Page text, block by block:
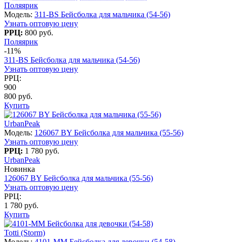
Поляярик
Модель: 311-BS Бейсболка для мальчика (54-56)
Узнать оптовую цену
РРЦ: 800 руб.
Поляярик
-11%
311-BS Бейсболка для мальчика (54-56)
Узнать оптовую цену
РРЦ:
900
800 руб.
Купить
UrbanPeak
Модель: 126067 BY Бейсболка для мальчика (55-56)
Узнать оптовую цену
РРЦ: 1 780 руб.
UrbanPeak
Новинка
126067 BY Бейсболка для мальчика (55-56)
Узнать оптовую цену
РРЦ:
1 780 руб.
Купить
Totti (Storm)